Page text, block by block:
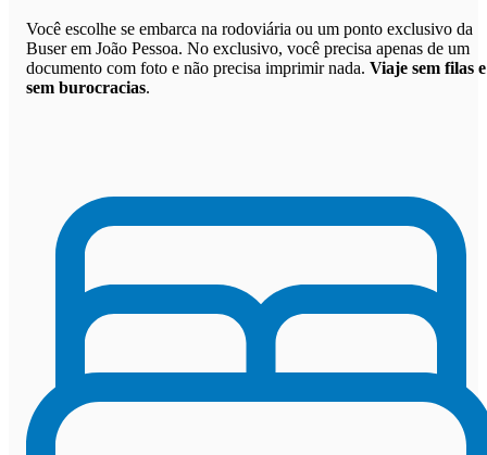
Você escolhe se embarca na rodoviária ou um ponto exclusivo da
Buser em João Pessoa. No exclusivo, você precisa apenas de um
documento com foto e não precisa imprimir nada. Viaje sem filas e
sem burocracias.